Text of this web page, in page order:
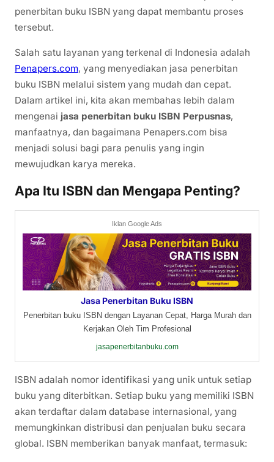
penerbitan buku ISBN yang dapat membantu proses
tersebut.
Salah satu layanan yang terkenal di Indonesia adalah
Penapers.com, yang menyediakan jasa penerbitan
buku ISBN melalui sistem yang mudah dan cepat.
Dalam artikel ini, kita akan membahas lebih dalam
mengenai jasa penerbitan buku ISBN Perpusnas,
manfaatnya, dan bagaimana Penapers.com bisa
menjadi solusi bagi para penulis yang ingin
mewujudkan karya mereka.
Apa Itu ISBN dan Mengapa Penting?
Iklan Google Ads
Jasa Penerbitan Buku ISBN
Penerbitan buku ISBN dengan Layanan Cepat, Harga Murah dan
Kerjakan Oleh Tim Profesional
jasapenerbitanbuku.com
ISBN adalah nomor identifikasi yang unik untuk setiap
buku yang diterbitkan. Setiap buku yang memiliki ISBN
akan terdaftar dalam database internasional, yang
memungkinkan distribusi dan penjualan buku secara
global. ISBN memberikan banyak manfaat, termasuk: